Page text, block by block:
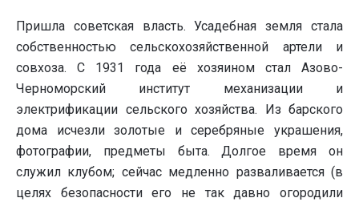
Пришла советская власть. Усадебная земля стала
собственностью сельскохозяйственной артели и
совхоза. С 1931 года её хозяином стал Азово-
Черноморский институт механизации и
электрификации сельского хозяйства. Из барского
дома исчезли золотые и серебряные украшения,
фотографии, предметы быта. Долгое время он
служил клубом; сейчас медленно разваливается (в
целях безопасности его не так давно огородили